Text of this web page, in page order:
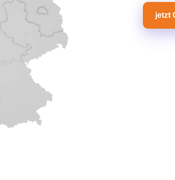
jetzt